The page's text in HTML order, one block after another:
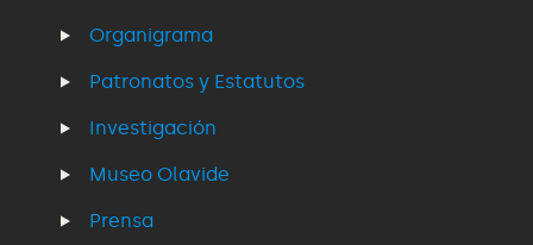
Organigrama
Patronatos y Estatutos
Investigación
Museo Olavide
Prensa